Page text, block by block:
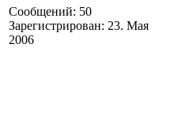
Сообщений: 50
Зарегистрирован: 23. Мая
2006